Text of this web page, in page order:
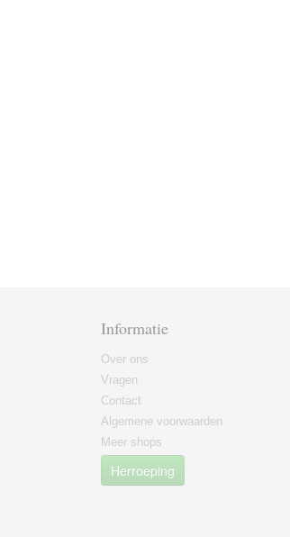
Informatie
Over ons
Vragen
Contact
Algemene voorwaarden
Meer shops
Herroeping